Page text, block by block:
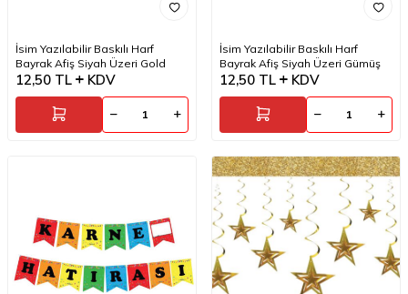
İsim Yazılabilir Baskılı Harf
Bayrak Afiş Siyah Üzeri Gold
12,50 TL KDV
İsim Yazılabilir Baskılı Harf
Bayrak Afiş Siyah Üzeri Gümüş
12,50 TL KDV